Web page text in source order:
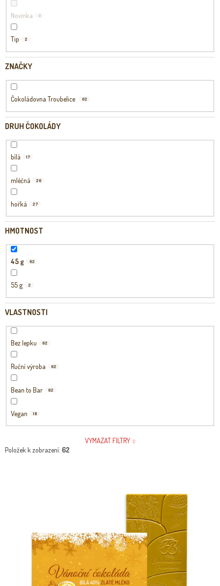
Novinka 0
Tip 2
ZNAČKY
Čokoládovna Troubelice 62
DRUH ČOKOLÁDY
bílá 17
mléčná 26
hořká 27
HMOTNOST
45 g 62
55 g 2
VLASTNOSTI
Bez lepku 62
Ruční výroba 62
Bean to Bar 62
Vegan 18
VYMAZAT FILTRY
Položek k zobrazení: 62